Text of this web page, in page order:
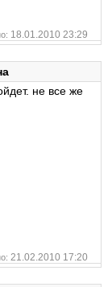
18.01.2010 23:29
не все же
21.02.2010 17:20